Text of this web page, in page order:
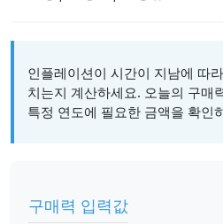
인플레이션이 시간이 지남에 따
치는지 계산하세요. 오늘의 구매
특정 연도에 필요한 금액을 확인
구매력 입력값